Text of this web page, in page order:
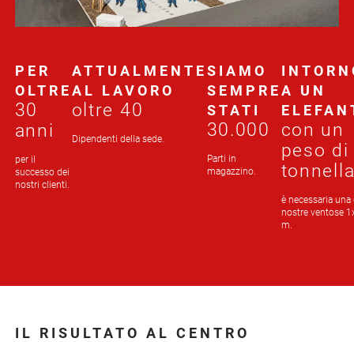
PER
OLTRE
30
anni
per il
successo dei
nostri clienti.
ATTUALMENTE
AL LAVORO
oltre 40
Dipendenti della sede.
SIAMO
SEMPRE
STATI
30.000
Parti in
magazzino.
A UN
con un
peso di
è necessaria una
nostre ventose
m.
IL RISULTATO AL CENTRO